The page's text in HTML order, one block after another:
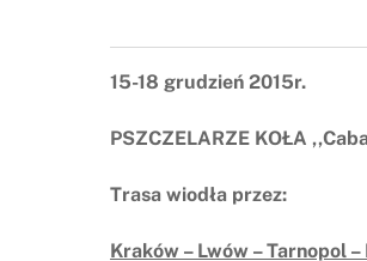
15-18 grudzień 2015r.
PSZCZELARZE KOŁA
Trasa wiodła przez:
Kraków – Lwów – Tarnopol